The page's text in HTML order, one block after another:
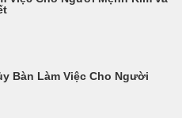
Bàn Làm Việc Cho Người